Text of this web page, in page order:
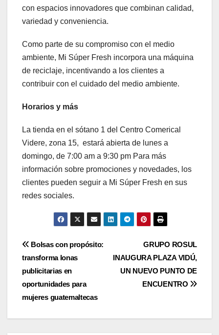
con espacios innovadores que combinan calidad,
variedad y conveniencia.
Como parte de su compromiso con el medio
ambiente, Mi Súper Fresh incorpora una máquina
de reciclaje, incentivando a los clientes a
contribuir con el cuidado del medio ambiente.
Horarios y más
La tienda en el sótano 1 del Centro Comerical
Videre, zona 15, estará abierta de lunes a
domingo, de 7:00 am a 9:30 pm Para más
información sobre promociones y novedades, los
clientes pueden seguir a Mi Súper Fresh en sus
redes sociales.
Navegación
de
entradas
GRUPO ROSUL
INAUGURA PLAZA VIDÚ,
UN NUEVO PUNTO DE
ENCUENTRO
Bolsas con propósito:
transforma lonas
publicitarias en
oportunidades para
mujeres guatemaltecas